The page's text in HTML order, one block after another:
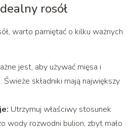
rosół
warto pamiętać o kilku ważnych
jest, aby używać mięsa i
składniki mają największy
Utrzymuj właściwy stosunek
wody rozwodni bulion, zbyt mało